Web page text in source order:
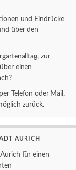
und Eindrücke
über den
zur
einen
Telefon oder Mail,
zurück.
AURICH
für einen